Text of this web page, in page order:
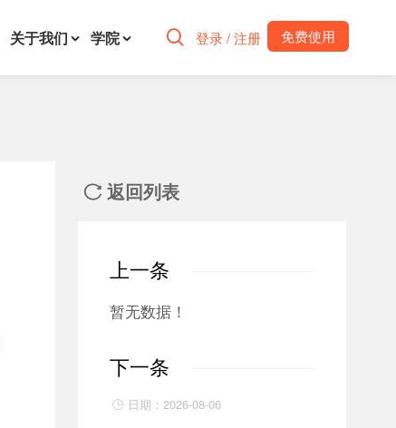
关于我们 学院  登录 / 注册 免费使用
 返回列表
上一条
暂无数据！
下一条
 日期：2026-08-06